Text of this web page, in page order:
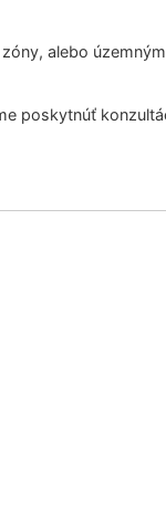
alebo
poskytnúť